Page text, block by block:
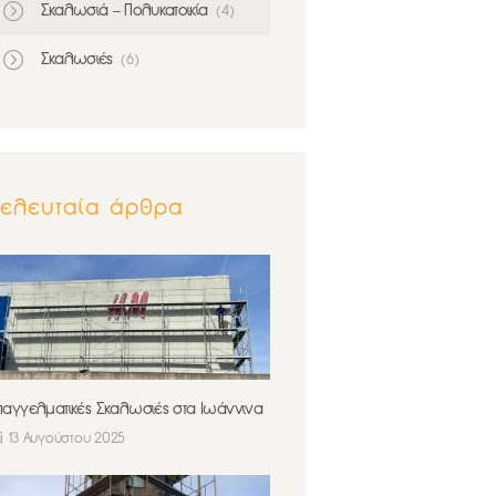
Σκαλωσιά – Πολυκατοικία (4)
Σκαλωσιές (6)
άρθρα
Σκαλωσιές στα Ιωάννινα
13 Αυγούστου 2025